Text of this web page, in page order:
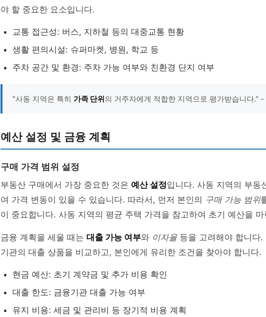
야 할 중요한 요소입니다.
교통 접근성: 버스, 지하철 등의 대중교통 현황
생활 편의시설: 슈퍼마켓, 병원, 학교 등
주차 공간 및 환경: 주차 가능 여부와 친환경 단지 여부
"사동 지역은 특히 가족 단위의 거주자에게 적합한 지역으로 평가받습니다."
예산 설정 및 금융 계획
구매 가격 범위 설정
부동산 구매에서 가장 중요한 것은 예산 설정입니다. 사동 지역의 부동
여 가격 변동이 있을 수 있습니다. 따라서, 먼저 본인의 구매 가능 범위
이 중요합니다. 사동 지역의 평균 주택 가격을 참고하여 초기 예산을 마
금융 계획을 세울 때는 대출 가능 여부와 이자율 등을 고려해야 합니다
기관의 대출 상품을 비교하고, 본인에게 유리한 조건을 찾아야 합니다.
현금 예산: 초기 계약금 및 추가 비용 확인
대출 한도: 금융기관 대출 가능 여부
유지 비용: 세금 및 관리비 등 장기적 비용 계획